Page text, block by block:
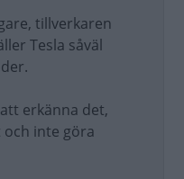
tillverkaren
Tesla såväl
erkänna det,
inte göra